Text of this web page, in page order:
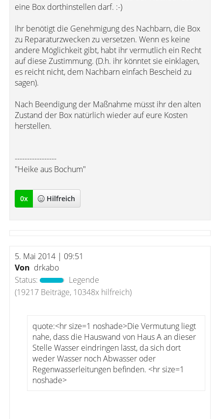
eine Box dorthinstellen darf. :-)
Ihr benötigt die Genehmigung des Nachbarn, die Box
zu Reparaturzwecken zu versetzen. Wenn es keine
andere Möglichkeit gibt, habt ihr vermutlich ein Recht
auf diese Zustimmung. (D.h. ihr könntet sie einklagen,
es reicht nicht, dem Nachbarn einfach Bescheid zu
sagen).
Nach Beendigung der Maßnahme müsst ihr den alten
Zustand der Box natürlich wieder auf eure Kosten
herstellen.
-----------------
"Heike aus Bochum"
0x Hilfreich
5. Mai 2014 | 09:51
Von drkabo
Status:
Legende
(19217 Beiträge, 10348x hilfreich)
quote:<hr size=1 noshade>Die Vermutung liegt
nahe, dass die Hauswand von Haus A an dieser
Stelle Wasser eindringen lässt, da sich dort
weder Wasser noch Abwasser oder
Regenwasserleitungen befinden. <hr size=1
noshade>